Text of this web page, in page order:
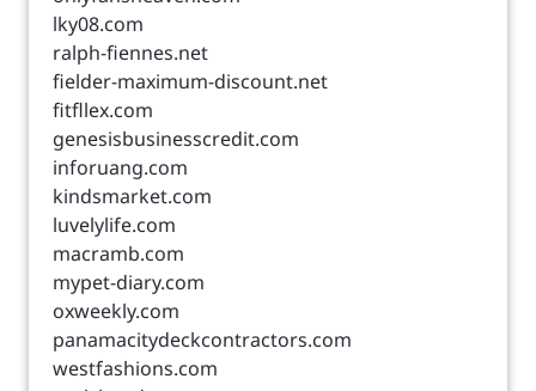
lky08.com
ralph-fiennes.net
fielder-maximum-discount.net
fitfllex.com
genesisbusinesscredit.com
inforuang.com
kindsmarket.com
luvelylife.com
macramb.com
mypet-diary.com
oxweekly.com
panamacitydeckcontractors.com
westfashions.com